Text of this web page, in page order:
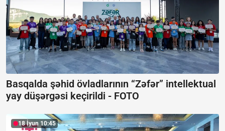
Basqalda şəhid övladlarının “Zəfər” intellektual
yay düşərgəsi keçirildi - FOTO
18 İyun 10:45